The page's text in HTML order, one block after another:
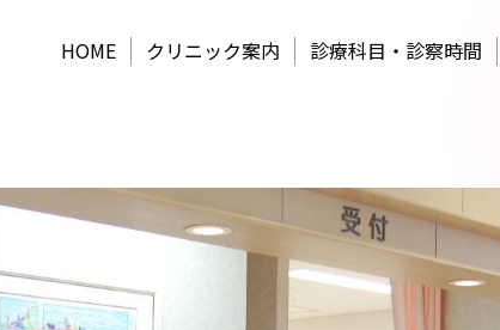
HOME クリニック案内 診療科目・診察時間